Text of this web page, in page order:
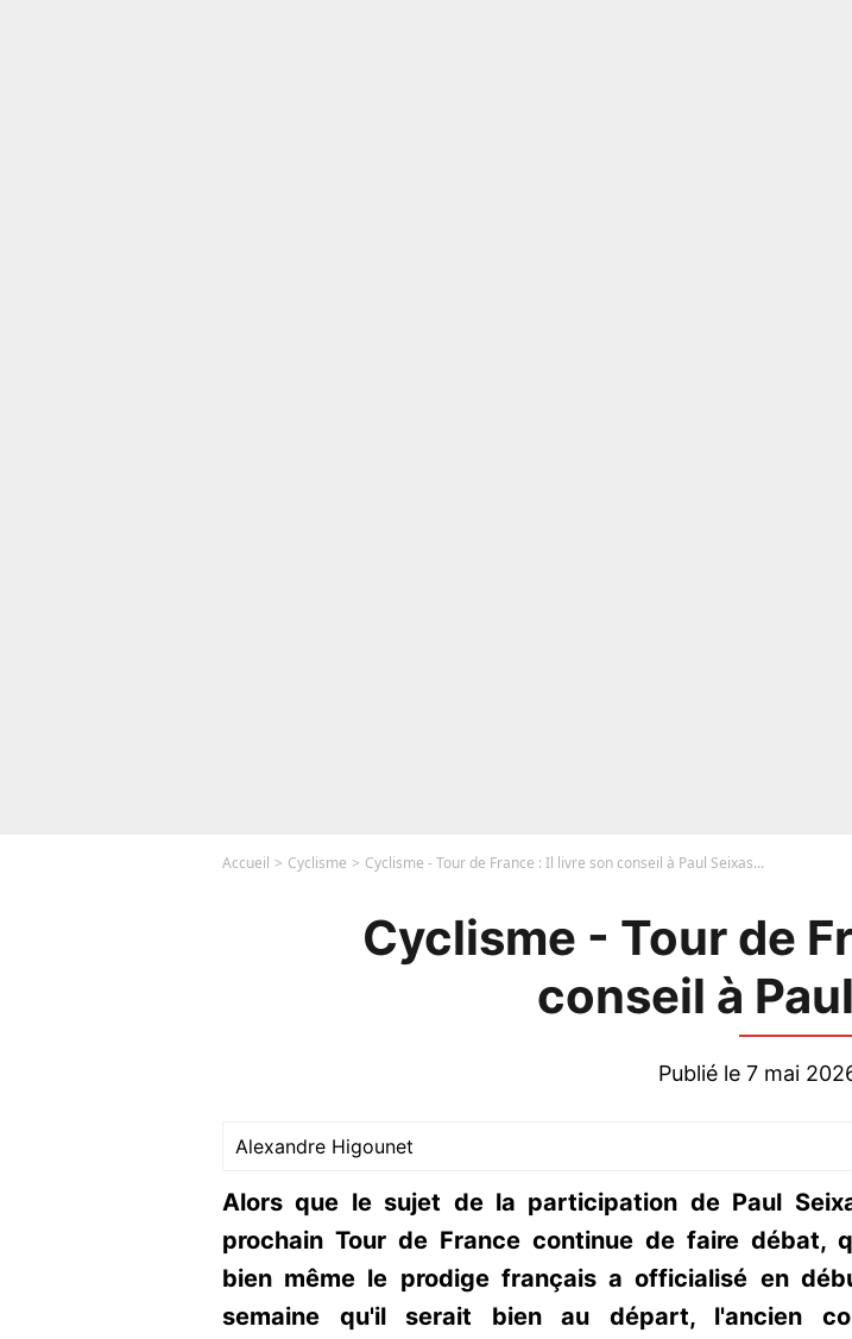
Accueil Cyclisme Cyclisme - Tour de France : Il livre son conseil à Paul Seixas...
Cyclisme - Tour de
conseil à
Publié le 7 mai
Alexandre Higounet
Alors que le sujet de la participation de Paul
prochain Tour de France continue de faire débat,
bien même le prodige français a officialisé en
semaine qu'il serait bien au départ, l'ancien